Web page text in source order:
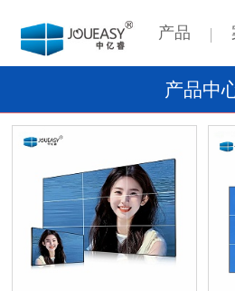
产品
产品中